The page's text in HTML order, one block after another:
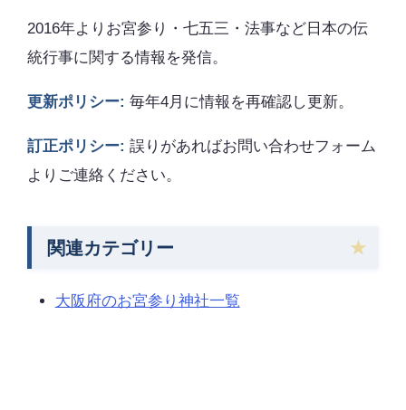
2016年よりお宮参り・七五三・法事など日本の伝
統行事に関する情報を発信。
更新ポリシー: 毎年4月に情報を再確認し更新。
訂正ポリシー: 誤りがあればお問い合わせフォーム
よりご連絡ください。
関連カテゴリー
大阪府のお宮参り神社一覧